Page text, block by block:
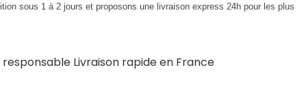
sous 1 à 2 jours et proposons une livraison express 24h pour les plus
Livraison rapide en France